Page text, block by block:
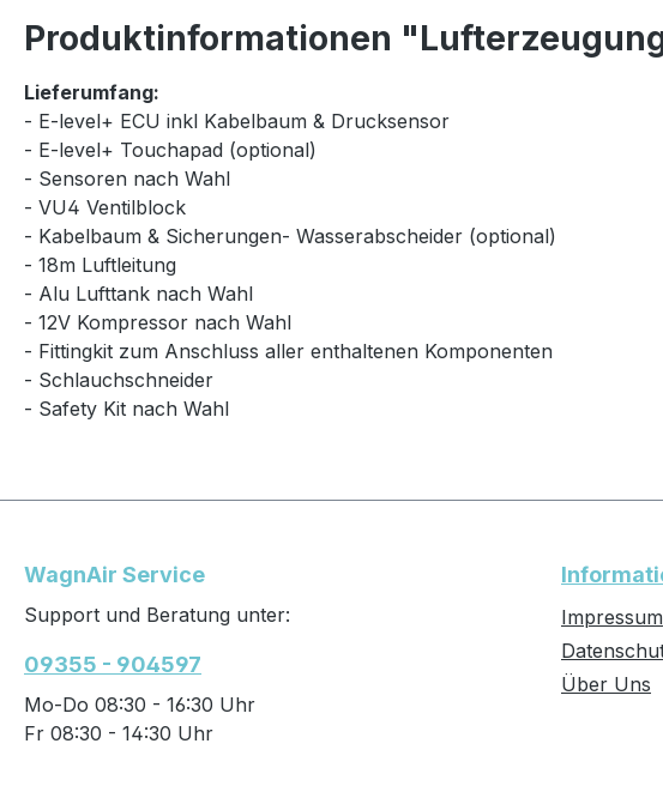
Produktinformationen
Lieferumfang:
- E-level+ ECU inkl Kabelbaum & Drucksensor
- E-level+ Touchapad (optional)
- Sensoren nach Wahl
- VU4 Ventilblock
- Kabelbaum & Sicherungen- Wasserabscheider (optional)
- 18m Luftleitung
- Alu Lufttank nach Wahl
- 12V Kompressor nach Wahl
- Fittingkit zum Anschluss aller enthaltenen Komponenten
- Schlauchschneider
- Safety Kit nach Wahl
WagnAir Service
Support und Beratung unter:
09355 - 904597
Mo-Do 08:30 - 16:30 Uhr
Fr 08:30 - 14:30 Uhr
Impressum
Über Uns